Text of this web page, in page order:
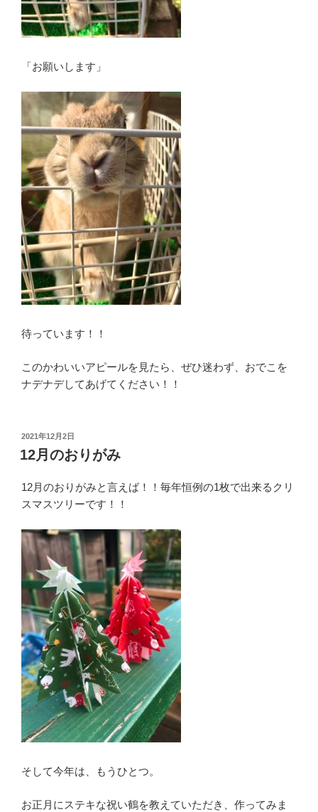
「お願いします」
待っています！！
このかわいいアピールを見たら、ぜひ迷わず、おでこを
ナデナデしてあげてください！！
投
稿
日:
2021年12月2日
12月のおりがみ
12月のおりがみと言えば！！毎年恒例の1枚で出来るクリ
スマスツリーです！！
そして今年は、もうひとつ。
お正月にステキな祝い鶴を教えていただき、作ってみま